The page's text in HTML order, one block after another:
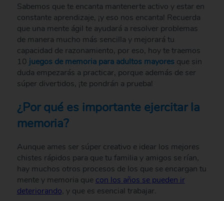
Sabemos que te encanta mantenerte activo y estar en
constante aprendizaje, ¡y eso nos encanta! Recuerda
que una mente ágil te ayudará a resolver problemas
de manera mucho más sencilla y mejorará tu
capacidad de razonamiento, por eso, hoy te traemos
10 juegos de memoria para adultos mayoresque sin
duda empezarás a practicar, porque además de ser
súper divertidos, ¡te pondrán a prueba!
¿Por qué es importante ejercitar la
memoria?
Aunque ames ser súper creativo e idear los mejores
chistes rápidos para que tu familia y amigos se rían,
hay muchos otros procesos de los que se encargan tu
mente y memoria que con los años se pueden ir
deteriorando, y que es esencial trabajar.